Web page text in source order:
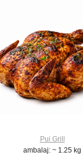
Pui Grill
ambalaj: ~ 1.25 kg